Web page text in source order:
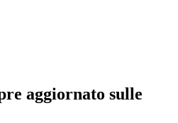
aggiornato sulle